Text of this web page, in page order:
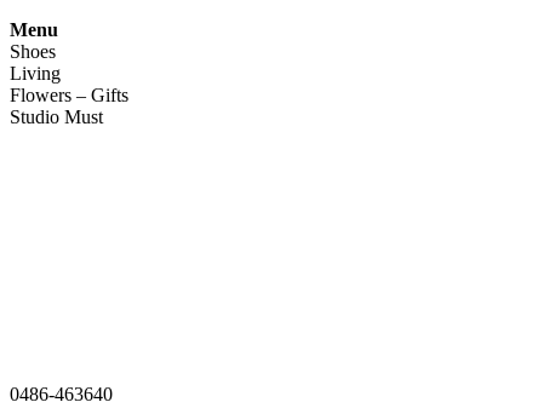
Menu
Shoes
Living
Flowers – Gifts
Studio Must
0486-463640